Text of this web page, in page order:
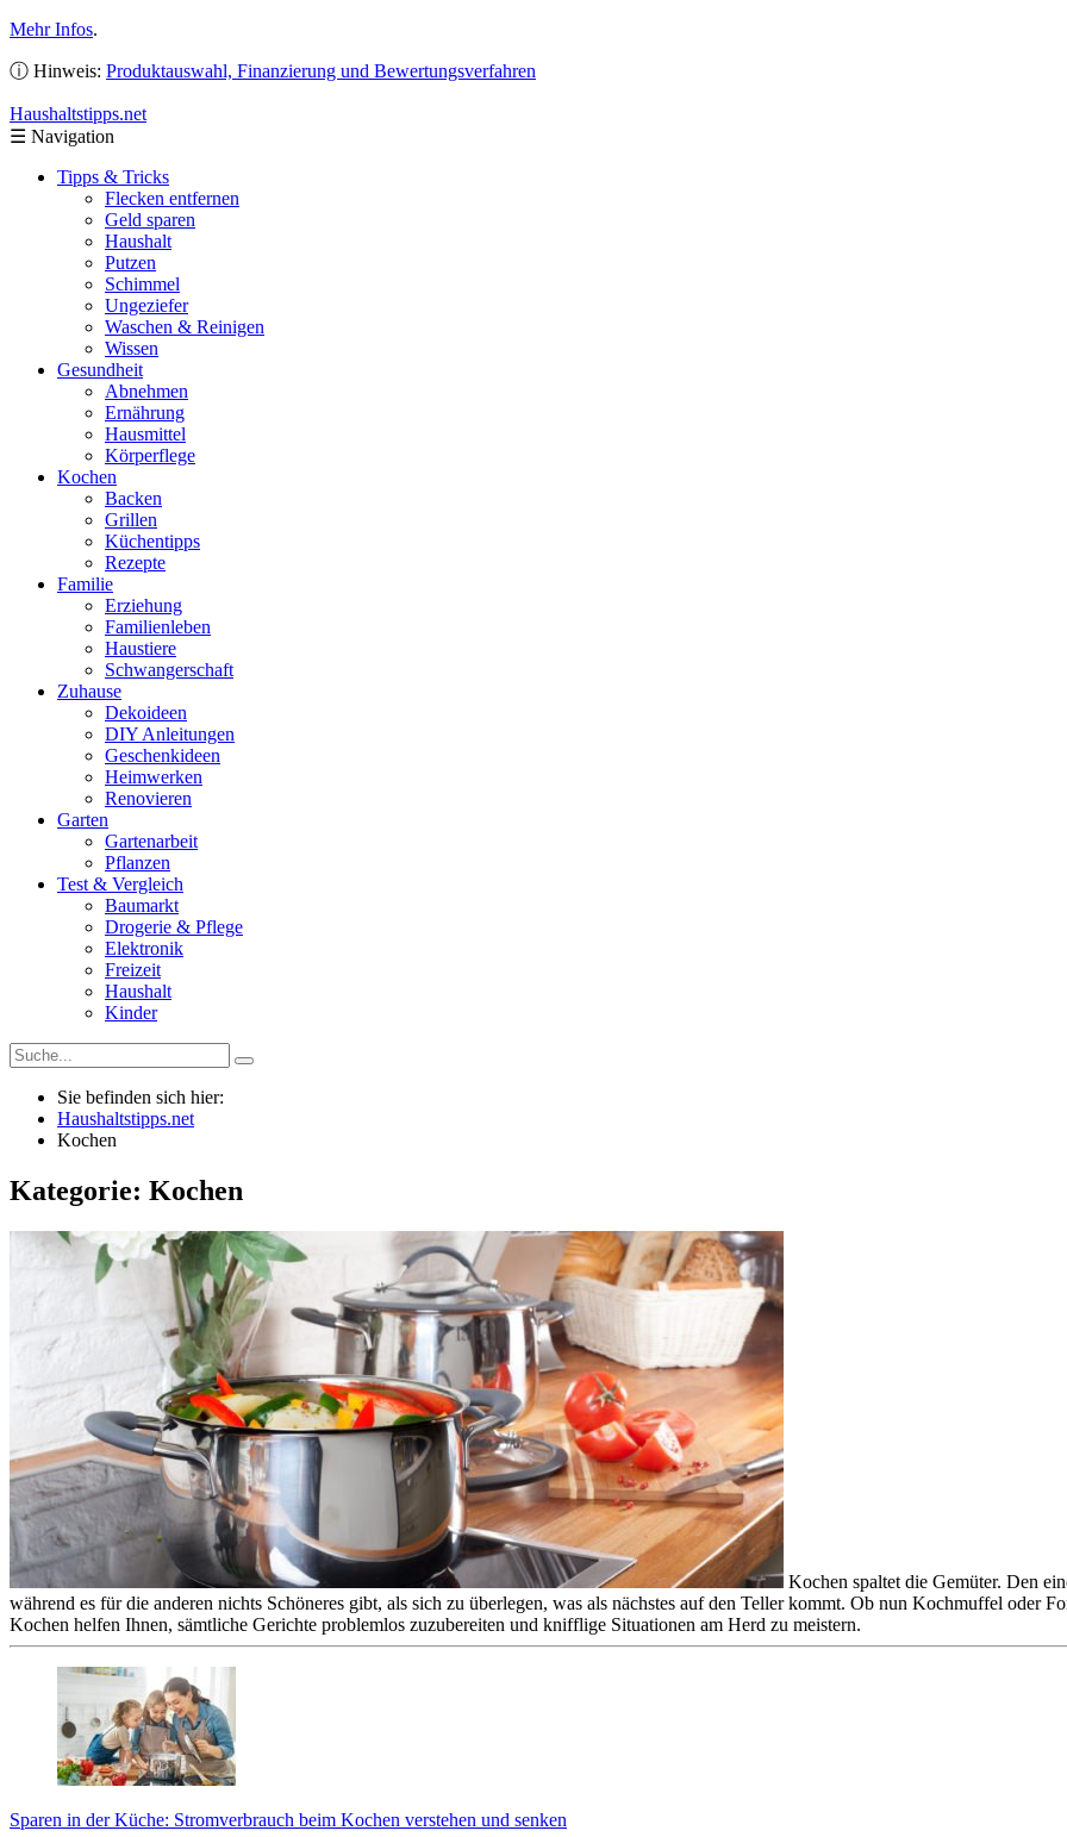
Mehr Infos.
ⓘ Hinweis: Produktauswahl, Finanzierung und Bewertungsverfahren
Haushaltstipps.net
☰ Navigation
Tipps & Tricks
Flecken entfernen
Geld sparen
Haushalt
Putzen
Schimmel
Ungeziefer
Waschen & Reinigen
Wissen
Gesundheit
Abnehmen
Ernährung
Hausmittel
Körperflege
Kochen
Backen
Grillen
Küchentipps
Rezepte
Familie
Erziehung
Familienleben
Haustiere
Schwangerschaft
Zuhause
Dekoideen
DIY Anleitungen
Geschenkideen
Heimwerken
Renovieren
Garten
Gartenarbeit
Pflanzen
Test & Vergleich
Baumarkt
Drogerie & Pflege
Elektronik
Freizeit
Haushalt
Kinder
Sie befinden sich hier:
Haushaltstipps.net
Kochen
Kategorie: Kochen
Kochen spaltet die Gemüter. Den
während es für die anderen nichts Schöneres gibt, als sich zu überlegen, was als nächstes auf den Teller kommt. Ob nun Kochmuffel oder
Kochen helfen Ihnen, sämtliche Gerichte problemlos zuzubereiten und knifflige Situationen am Herd zu meistern.
Sparen in der Küche: Stromverbrauch beim Kochen verstehen und senken